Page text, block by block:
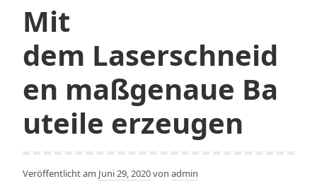
Mit
dem Laserschneid
en maßgenaue Ba
uteile erzeugen
Veröffentlicht am Juni 29, 2020von admin